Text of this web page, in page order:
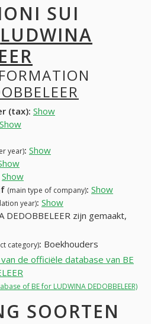
SUI
LUDWINA
(tax): Show
Show
year): Show
Show
(main type of company): Show
year): Show
DEDOBBELEER zijn gemaakt,
category): Boekhouders
de officiële database van BE
of BE for LUDWINA DEDOBBELEER)
SOORTEN